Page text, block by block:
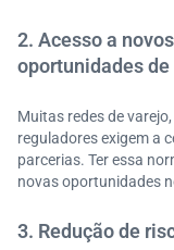
2. Acesso a
oportunidades
Muitas redes de
reguladores exigem a
parcerias. Ter essa
novas oportunidades
3. Redução de